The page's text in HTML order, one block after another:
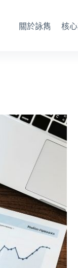
關於詠雋 核